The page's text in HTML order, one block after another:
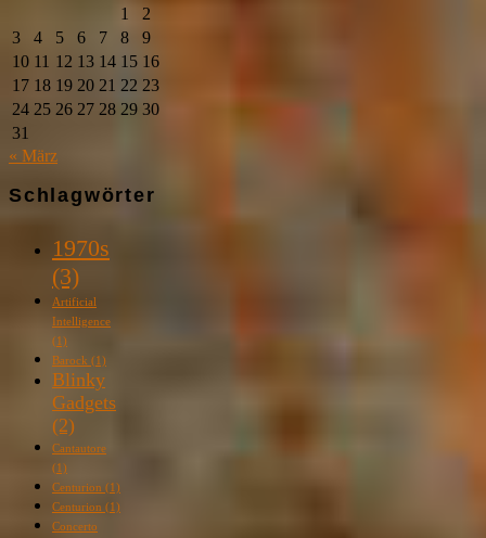
1
2
3
4 5 6 7 8
9
10 11 12 13 14 15 16
17 18 19 20 21 22 23
24 25 26 27 28 29 30
31
« März
Schlagwörter
1970s
(3)
Artificial
Intelligence
(1)
Barock (1)
Blinky
Gadgets
(2)
Cantautore
(1)
Centurion (1)
Centurion (1)
Concerto